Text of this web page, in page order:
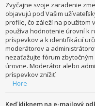
Zvyčajne svoje zaradenie
objavujú pod Vašim
profile, čo záleží na použitom
používa hodnotenie úrovní k
príspevkov a k identifikácií
moderátorov a
nezaťažujte fórum
úrovne. Moderátor alebo
príspevkov znížiť.
Hore
Keď kliknem na e-mailový